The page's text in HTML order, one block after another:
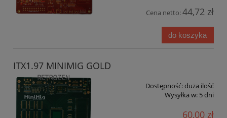
Cena netto:44,72 zł
do koszyka
ITX1.97 MINIMIG GOLD
Dostępność:duża ilość
Wysyłka w: 5 dni
60,00 zł